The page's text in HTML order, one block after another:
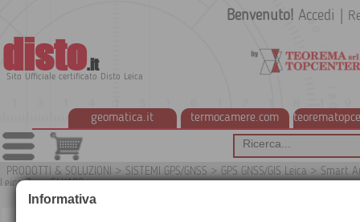
disto.it
Sito Ufficiale certificato Disto Leica
geomatica.it termocamere.com
Benvenuto! Accedi
PRODOTTI & SOLUZIONI > SISTEMI GPS/GNSS > GPS GNSS/GIS Leica > Smart
Leica Zeno FLX100
Informativa